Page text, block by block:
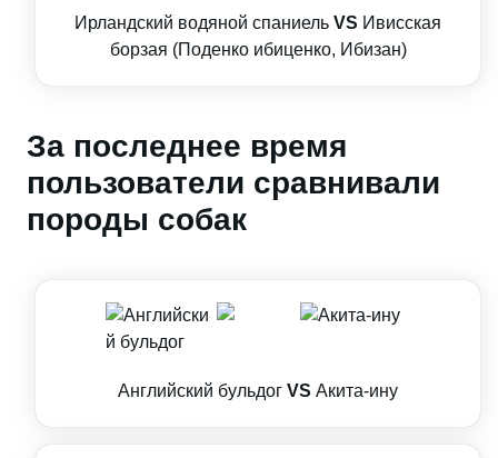
Ирландский водяной спаниель VS Ивисская
борзая (Поденко ибиценко, Ибизан)
За последнее время
пользователи сравнивали
породы собак
Английский бульдог VS Акита-ину